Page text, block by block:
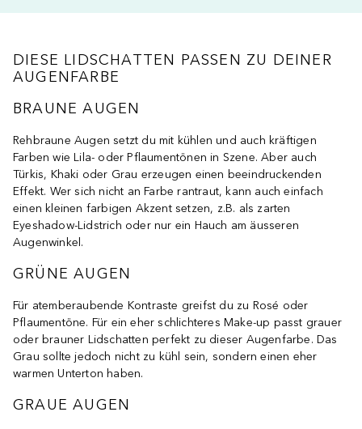
DIESE LIDSCHATTEN PASSEN ZU DEINER
AUGENFARBE
BRAUNE AUGEN
Rehbraune Augen setzt du mit kühlen und auch kräftigen
Farben wie Lila- oder Pflaumentönen in Szene. Aber auch
Türkis, Khaki oder Grau erzeugen einen beeindruckenden
Effekt. Wer sich nicht an Farbe rantraut, kann auch einfach
einen kleinen farbigen Akzent setzen, z.B. als zarten
Eyeshadow-Lidstrich oder nur ein Hauch am äusseren
Augenwinkel.
GRÜNE AUGEN
Für atemberaubende Kontraste greifst du zu Rosé oder
Pflaumentöne. Für ein eher schlichteres Make-up passt grauer
oder brauner Lidschatten perfekt zu dieser Augenfarbe. Das
Grau sollte jedoch nicht zu kühl sein, sondern einen eher
warmen Unterton haben.
GRAUE AUGEN